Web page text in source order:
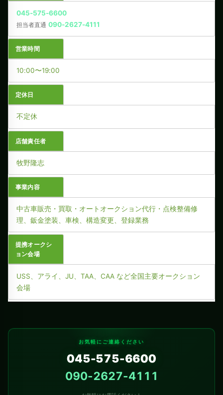
045-575-6600
担当者直通 090-2627-4111
営業時間
10:00〜19:00
定休日
不定休
店舗責任者
牧野隆志
事業内容
中古車販売・買取・オートオークション代行・点検整備修
理、鈑金塗装、車検、構造変更、登録業務
提携オークシ
ョン会場
USS、アライ、JU、TAA、CAA など全国主要オークション
会場
お気軽にご連絡ください
045-575-6600
090-2627-4111